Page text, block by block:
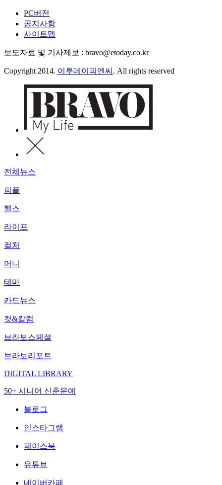
PC버전
공지사항
사이트맵
보도자료 및 기사제보 : bravo@etoday.co.kr
Copyright 2014. 이투데이피엔씨 . All rights reserved
전체뉴스
피플
헬스
라이프
컬처
머니
테마
카드뉴스
컷&칼럼
브라보스페셜
브라보리포트
DIGITAL LIBRARY
50+ 시니어 신춘문예
블로그
인스타그램
페이스북
유튜브
네이버카페